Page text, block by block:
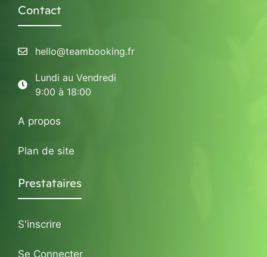
Contact
hello@teambooking.fr
Lundi au Vendredi
9:00 à 18:00
A propos
Plan de site
Prestataires
S'inscrire
Se Connecter